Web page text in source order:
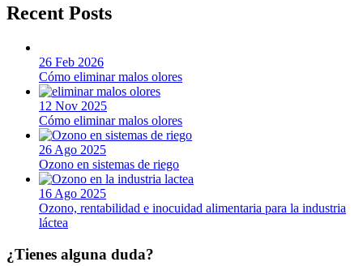
Recent Posts
26 Feb 2026
Cómo eliminar malos olores
12 Nov 2025
Cómo eliminar malos olores
26 Ago 2025
Ozono en sistemas de riego
16 Ago 2025
Ozono, rentabilidad e inocuidad alimentaria para la industria
láctea
¿Tienes alguna duda?